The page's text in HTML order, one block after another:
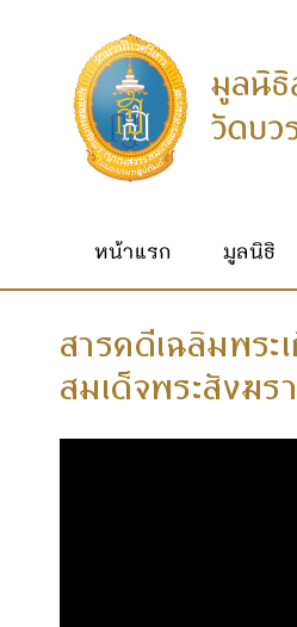
หน้าแรก มูลนิธิ
สารคดีเฉลิมพร
สมเด็จพระสังฆ